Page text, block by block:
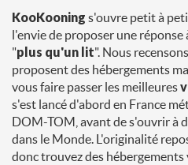
KooKooning s'ouvre petit à
l'envie de proposer une
"plus qu'un lit". Nous
proposent des hébergements
vous faire passer les meilleures
s'est lancé d'abord en France
DOM-TOM, avant de s'ouvrir à
dans le Monde. L'originalité
donc trouvez des hébergements